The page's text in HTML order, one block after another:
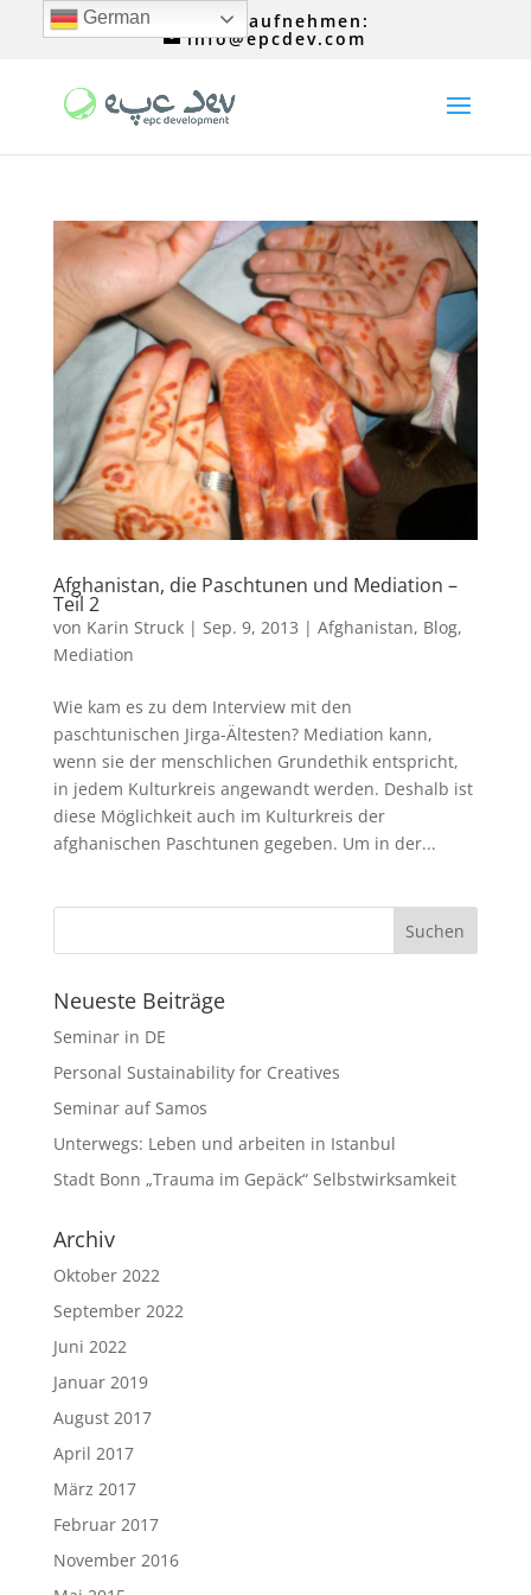
Kontakt aufnehmen:
info@epcdev.com
Afghanistan, die Paschtunen und Mediation –
Teil 2
von Karin Struck| Sep. 9, 2013 | Afghanistan, Blog,
Mediation
Wie kam es zu dem Interview mit den
paschtunischen Jirga-Ältesten? Mediation kann,
wenn sie der menschlichen Grundethik entspricht,
in jedem Kulturkreis angewandt werden. Deshalb ist
diese Möglichkeit auch im Kulturkreis der
afghanischen Paschtunen gegeben. Um in der...
Neueste Beiträge
Seminar in DE
Personal Sustainability for Creatives
Seminar auf Samos
Unterwegs: Leben und arbeiten in Istanbul
Stadt Bonn „Trauma im Gepäck“ Selbstwirksamkeit
Archiv
Oktober 2022
September 2022
Juni 2022
Januar 2019
August 2017
April 2017
März 2017
Februar 2017
November 2016
German